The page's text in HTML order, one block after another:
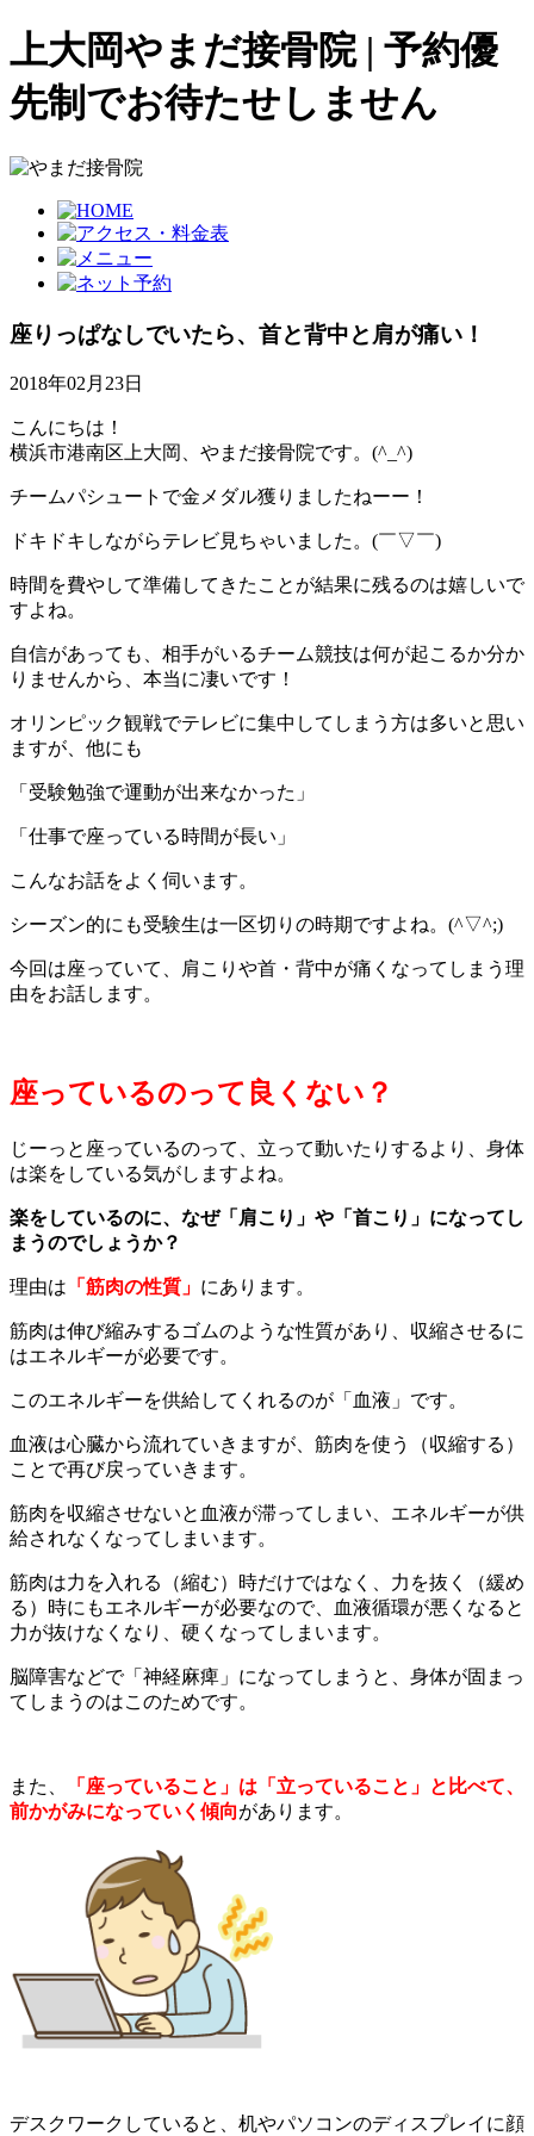
上大岡やまだ接骨院 | 予約優
先制でお待たせしません
座りっぱなしでいたら、首と背中と肩が痛い！
2018年02月23日
こんにちは！
横浜市港南区上大岡、やまだ接骨院です。(^_^)
チームパシュートで金メダル獲りましたねーー！
ドキドキしながらテレビ見ちゃいました。(￣▽￣)
時間を費やして準備してきたことが結果に残るのは嬉しいで
すよね。
自信があっても、相手がいるチーム競技は何が起こるか分か
りませんから、本当に凄いです！
オリンピック観戦でテレビに集中してしまう方は多いと思い
ますが、他にも
「受験勉強で運動が出来なかった」
「仕事で座っている時間が長い」
こんなお話をよく伺います。
シーズン的にも受験生は一区切りの時期ですよね。(^▽^;)
今回は座っていて、肩こりや首・背中が痛くなってしまう理
由をお話します。
座っているのって良くない？
じーっと座っているのって、立って動いたりするより、身体
は楽をしている気がしますよね。
楽をしているのに、なぜ「肩こり」や「首こり」になってし
まうのでしょうか？
理由は 「筋肉の性質」 にあります。
筋肉は伸び縮みするゴムのような性質があり、収縮させるに
はエネルギーが必要です。
このエネルギーを供給してくれるのが「血液」です。
血液は心臓から流れていきますが、筋肉を使う（収縮する）
ことで再び戻っていきます。
筋肉を収縮させないと血液が滞ってしまい、エネルギーが供
給されなくなってしまいます。
筋肉は力を入れる（縮む）時だけではなく、力を抜く（緩め
る）時にもエネルギーが必要なので、血液循環が悪くなると
力が抜けなくなり、硬くなってしまいます。
脳障害などで「神経麻痺」になってしまうと、身体が固まっ
てしまうのはこのためです。
また、
「座っていること」は「立っていること」と比べて、
前かがみになっていく傾向があります。
デスクワークしていると、机やパソコンのディスプレイに顔